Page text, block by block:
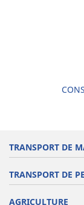
TRANSPORT DE
TRANSPORT DE
AGRICULTURE